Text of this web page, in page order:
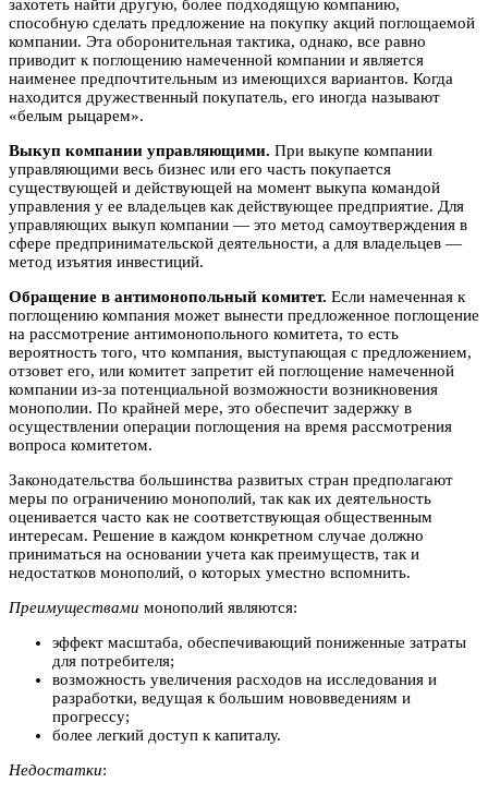
захотеть найти другую, более подходящую компанию,
способную сделать предложение на покупку акций поглощаемой
компании. Эта оборонительная тактика, однако, все равно
приводит к поглощению намеченной компании и является
наименее предпочтительным из имеющихся вариантов. Когда
находится дружественный покупатель, его иногда называют
«белым рыцарем».
Выкуп компании управляющими. При выкупе компании
управляющими весь бизнес или его часть покупается
существующей и действующей на момент выкупа командой
управления у ее владельцев как действующее предприятие. Для
управляющих выкуп компании — это метод самоутверждения в
сфере предпринимательской деятельности, а для владельцев —
метод изъятия инвестиций.
Обращение в антимонопольный комитет. Если намеченная к
поглощению компания может вынести предложенное поглощение
на рассмотрение антимонопольного комитета, то есть
вероятность того, что компания, выступающая с предложением,
отзовет его, или комитет запретит ей поглощение намеченной
компании из-за потенциальной возможности возникновения
монополии. По крайней мере, это обеспечит задержку в
осуществлении операции поглощения на время рассмотрения
вопроса комитетом.
Законодательства большинства развитых стран предполагают
меры по ограничению монополий, так как их деятельность
оценивается часто как не соответствующая общественным
интересам. Решение в каждом конкретном случае должно
приниматься на основании учета как преимуществ, так и
недостатков монополий, о которых уместно вспомнить.
Преимуществами монополий являются:
эффект масштаба, обеспечивающий пониженные затраты
для потребителя;
возможность увеличения расходов на исследования и
разработки, ведущая к большим нововведениям и
прогрессу;
более легкий доступ к капиталу.
Недостатки: